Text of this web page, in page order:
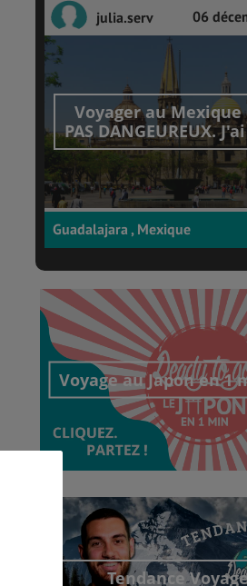
julia.serv 06
Voyager au Mexique
PAS DANGEUREUX.
Guadalajara , Mexique
Voyage au Japon en 1
Découvrir cet
Tendance